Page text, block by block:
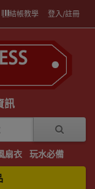
結帳教學 登入/註冊
訊
扇衣 玩水必備